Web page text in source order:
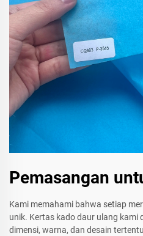
Pemasangan
Kami memahami bahwa setiap
unik. Kertas kado daur ulang kami
dimensi, warna, dan desain